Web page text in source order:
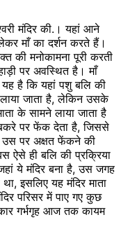
मंदिर की.। यहां आने
माँ का दर्शन करते हैं।
की मनोकामना पूरी करती
पर अवस्थित है। माँ
यह है कि यहां पशु बलि की
जाता है, लेकिन उसके
के सामने लाया जाता है
बकरे पर फेंक देता है, जिससे
उस पर अक्षत फेंकने की
ऐसे ही बलि की प्रक्रिया
ये मंदिर बना है, उस जगह
इसलिए यह मंदिर माता
परिसर में पाए गए कुछ
गर्भगृह आज तक कायम